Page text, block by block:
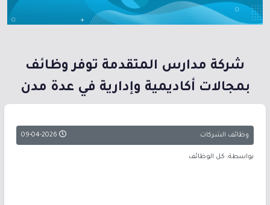
شركة مدارس المتقدمة توفر وظائف
بمجالات أكاديمية وإدارية في عدة مدن
وظائف الشركات 09-04-2026
بواسطة: كل الوظائف